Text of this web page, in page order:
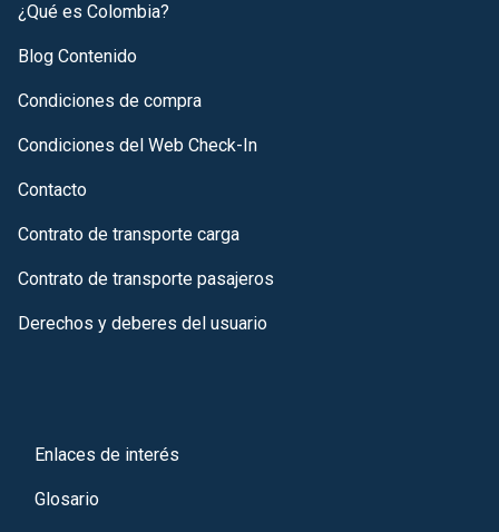
¿Qué es Colombia?
Blog Contenido
Condiciones de compra
Condiciones del Web Check-In
Contacto
Contrato de transporte carga
Contrato de transporte pasajeros
Derechos y deberes del usuario
Enlaces de interés
Glosario